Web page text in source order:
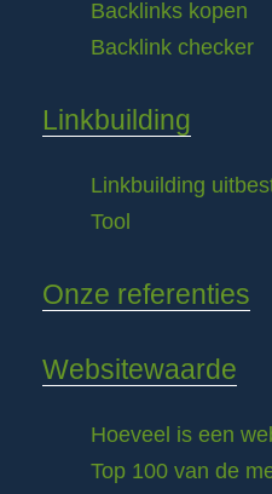
Backlinks kopen
Backlink checker
Linkbuilding
Linkbuilding
Tool
Onze referenties
Websitewaarde
Hoeveel is een
Top 100 van de